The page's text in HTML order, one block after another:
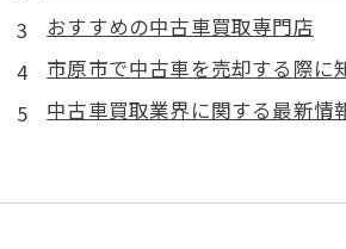
おすすめの中古車買取専門店
市原市で中古車を売却する際に
中古車買取業界に関する最新情